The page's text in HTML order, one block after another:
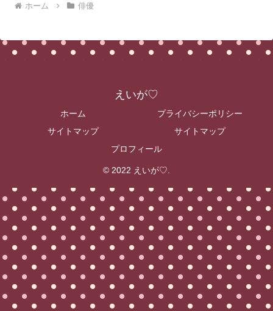
ホーム 俳優
えいが♡
ホーム
プライバシーポリシー
サイトマップ
サイトマップ
プロフィール
© 2022 えいが♡.